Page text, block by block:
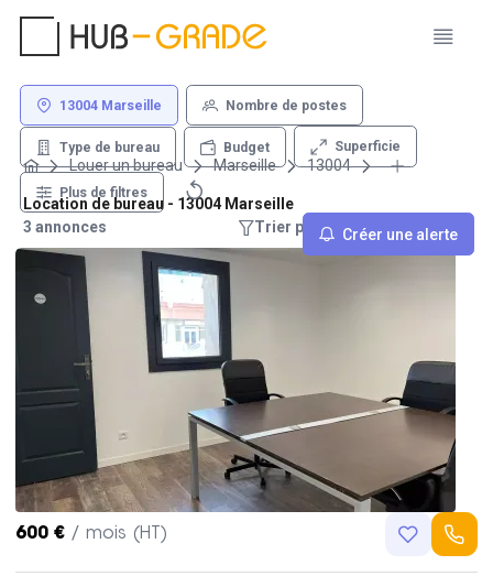
13004 Marseille Nombre de postes
Type de bureau Budget Superficie
Plus de filtres
Créer une alerte
Louer un bureau Marseille 13004
Location de bureau - 13004 Marseille
3 annonces
Trier par : Recommandations
600 € / mois (HT)